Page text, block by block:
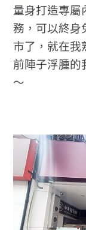
量身打造專屬
務，可以終身
市了，就在我
前陣子浮腫的
～